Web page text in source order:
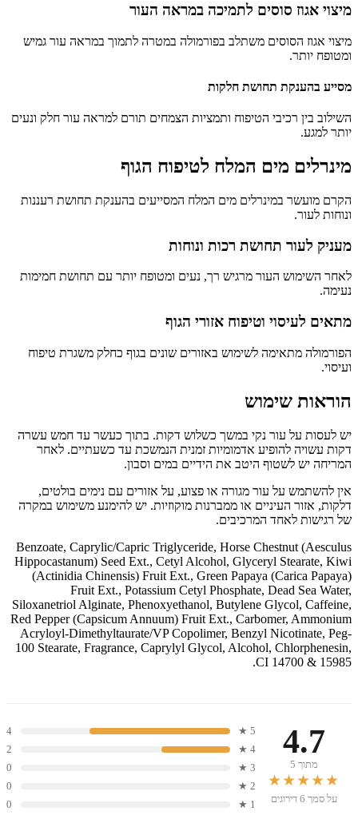
מיצוי אגוז סוסים לתמיכה במראה העור
מיצוי אגוז הסוסים משתלב בפורמולה במטרה לתמוך במראה עור גמיש
ומטופח יותר.
מסייע בהענקת תחושת חלקות
השילוב בין רכיבי הטיפוח ותמציות הצמחים תורם למראה עור חלק ונעים
יותר למגע.
מינרלים מים המלח לטיפוח הגוף
הקרם מועשר במינרלים מים המלח המסייעים בהענקת תחושת רעננות
ונוחות לעור.
מעניק לעור תחושת רכות ונוחות
לאחר השימוש העור מרגיש רך, נעים ומטופח יותר עם תחושת חמימות
נעימה.
מתאים לעיסוי וטיפוח אזורי הגוף
הפורמולה מתאימה לשימוש באזורים שונים בגוף כחלק משגרת טיפוח
ועיסוי.
הוראות שימוש
יש לעסות על עור נקי במשך כשלוש דקות. בתוך כעשר עד חמש עשרה
דקות עשויה להופיע אדמומיות זמנית הנמשכת עד כשעתיים. לאחר
המריחה יש לשטוף היטב את הידיים במים וסבון.
אין להשתמש על עור מגורה או פצוע, על אזורים עם נימים בולטים,
דלקות, אזור העיניים או ממברנות מוקוזיות. יש להימנע משימוש במקרה
של רגישות לאחד המרכיבים.
Benzoate, Caprylic/Capric Triglyceride, Horse Chestnut (Aesculus
Hippocastanum) Seed Ext., Cetyl Alcohol, Glyceryl Stearate, Kiwi
(Actinidia Chinensis) Fruit Ext., Green Papaya (Carica Papaya)
Fruit Ext., Potassium Cetyl Phosphate, Dead Sea Water,
Siloxanetriol Alginate, Phenoxyethanol, Butylene Glycol, Caffeine,
Red Pepper (Capsicum Annuum) Fruit Ext., Carbomer, Ammonium
Acryloyl-Dimethyltaurate/VP Copolimer, Benzyl Nicotinate, Peg-
100 Stearate, Fragrance, Caprylyl Glycol, Alcohol, Chlorphenesin,
CI 14700 & 15985.
4.7
מתוך 5
★★★★★
על סמך 6 דירוגים
5 ★
4
4 ★
2
3 ★
0
2 ★
0
1 ★
0